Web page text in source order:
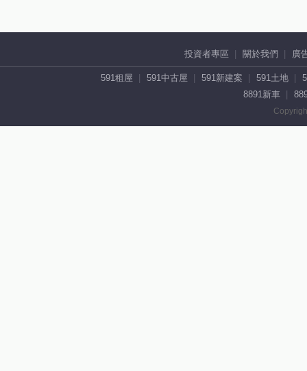
投資者專區 關於我們 廣
591租屋 591中古屋 591新建案 591土地
8891新車